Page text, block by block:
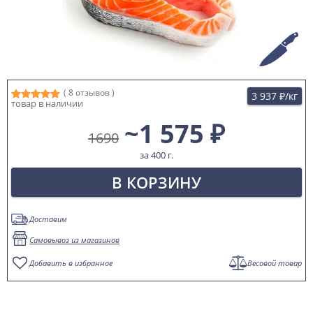
( 8 отзывов )
товар в наличии
3 937 ₽/кг
1690 ~1 575 ₽
за 400 г.
В КОРЗИНУ
Доставим
Самовывоз из магазинов
Добавить в избранное Весовой товар